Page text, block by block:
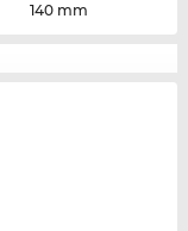
140 mm